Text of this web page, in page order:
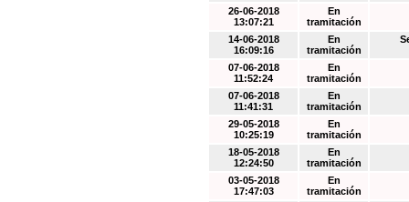
26-06-2018
13:07:21
En
tramitación
14-06-2018
16:09:16
En
tramitación
07-06-2018
11:52:24
En
tramitación
07-06-2018
11:41:31
En
tramitación
29-05-2018
10:25:19
En
tramitación
18-05-2018
12:24:50
En
tramitación
03-05-2018
17:47:03
En
tramitación